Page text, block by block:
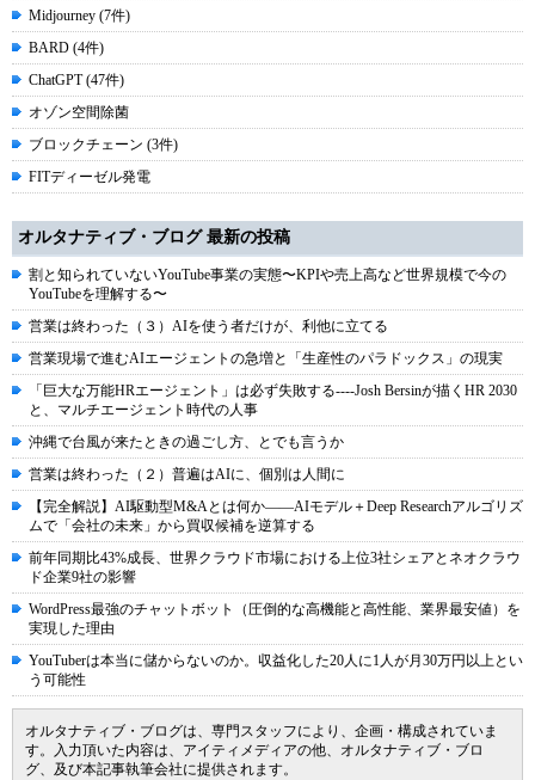
Midjourney (7件)
BARD (4件)
ChatGPT (47件)
オゾン空間除菌
ブロックチェーン (3件)
FITディーゼル発電
オルタナティブ・ブログ 最新の投稿
割と知られていないYouTube事業の実態〜KPIや売上高など世界規模で今の
YouTubeを理解する〜
営業は終わった（３）AIを使う者だけが、利他に立てる
営業現場で進むAIエージェントの急増と「生産性のパラドックス」の現実
「巨大な万能HRエージェント」は必ず失敗する----Josh Bersinが描くHR 2030
と、マルチエージェント時代の人事
沖縄で台風が来たときの過ごし方、とでも言うか
営業は終わった（２）普遍はAIに、個別は人間に
【完全解説】AI駆動型M&Aとは何か――AIモデル＋Deep Researchアルゴリズ
ムで「会社の未来」から買収候補を逆算する
前年同期比43%成長、世界クラウド市場における上位3社シェアとネオクラウ
ド企業9社の影響
WordPress最強のチャットボット（圧倒的な高機能と高性能、業界最安値）を
実現した理由
YouTuberは本当に儲からないのか。収益化した20人に1人が月30万円以上とい
う可能性
オルタナティブ・ブログは、専門スタッフにより、企画・構成されていま
す。入力頂いた内容は、アイティメディアの他、オルタナティブ・ブロ
グ、及び本記事執筆会社に提供されます。